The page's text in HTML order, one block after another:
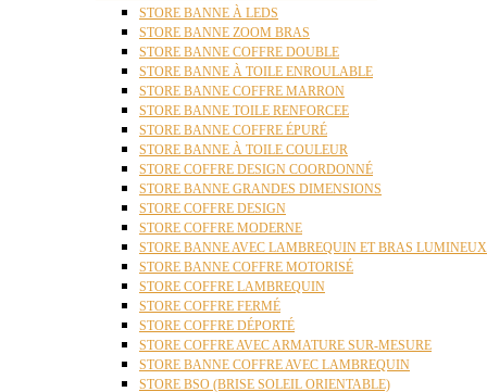
STORE BANNE À LEDS
STORE BANNE ZOOM BRAS
STORE BANNE COFFRE DOUBLE
STORE BANNE À TOILE ENROULABLE
STORE BANNE COFFRE MARRON
STORE BANNE TOILE RENFORCEE
STORE BANNE COFFRE ÉPURÉ
STORE BANNE À TOILE COULEUR
STORE COFFRE DESIGN COORDONNÉ
STORE BANNE GRANDES DIMENSIONS
STORE COFFRE DESIGN
STORE COFFRE MODERNE
STORE BANNE AVEC LAMBREQUIN ET BRAS LUMINEUX
STORE BANNE COFFRE MOTORISÉ
STORE COFFRE LAMBREQUIN
STORE COFFRE FERMÉ
STORE COFFRE DÉPORTÉ
STORE COFFRE AVEC ARMATURE SUR-MESURE
STORE BANNE COFFRE AVEC LAMBREQUIN
STORE BSO (BRISE SOLEIL ORIENTABLE)